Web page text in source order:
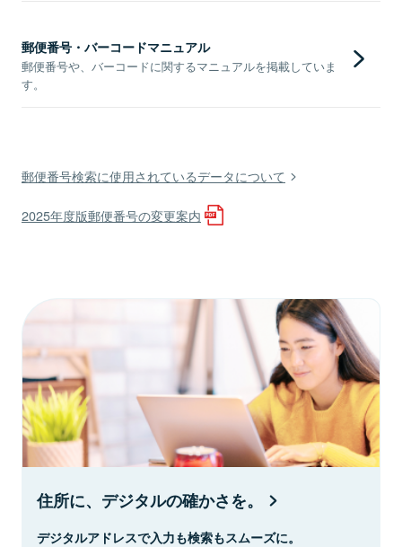
郵便番号・バーコードマニュアル
郵便番号や、バーコードに関するマニュアルを掲載していま
す。
郵便番号検索に使用されているデータについて
2025年度版郵便番号の変更案内
住所に、デジタルの確かさを。
デジタルアドレスで入力も検索もスムーズに。